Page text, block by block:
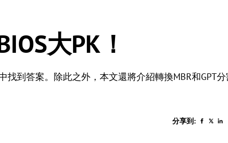
大PK！
找到答案。除此之外，本文還將介紹轉換MBR和GPT分
分享到: